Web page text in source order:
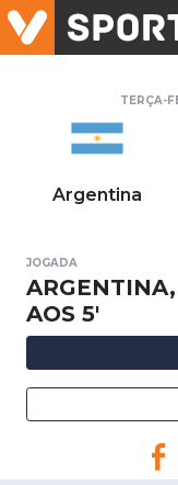
TERÇA-
Argentina
JOGADA
AOS 5'